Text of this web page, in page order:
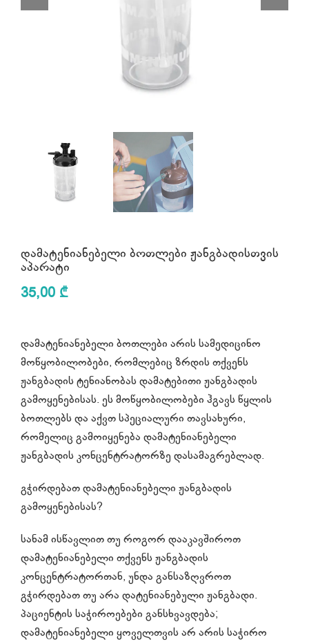
დამატენიანებელი ბოთლები ჟანგბადისთვის
აპარატი
35,00 ₾
დამატენიანებელი ბოთლები არის სამედიცინო
მოწყობილობები, რომლებიც ზრდის თქვენს
ჟანგბადის ტენიანობას დამატებითი ჟანგბადის
გამოყენებისას. ეს მოწყობილობები ჰგავს წყლის
ბოთლებს და აქვთ სპეციალური თავსახური,
რომელიც გამოიყენება დამატენიანებელი
ჟანგბადის კონცენტრატორზე დასამაგრებლად.
გჭირდებათ დამატენიანებელი ჟანგბადის
გამოყენებისას?
სანამ ისწავლით თუ როგორ დააკავშიროთ
დამატენიანებელი თქვენს ჟანგბადის
კონცენტრატორთან, უნდა განსაზღვროთ
გჭირდებათ თუ არა დატენიანებული ჟანგბადი.
პაციენტის საჭიროებები განსხვავდება;
დამატენიანებელი ყოველთვის არ არის საჭირო